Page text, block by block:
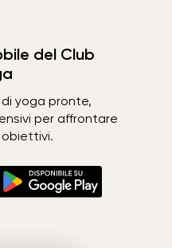
del Club
yoga pronte,
per affrontare